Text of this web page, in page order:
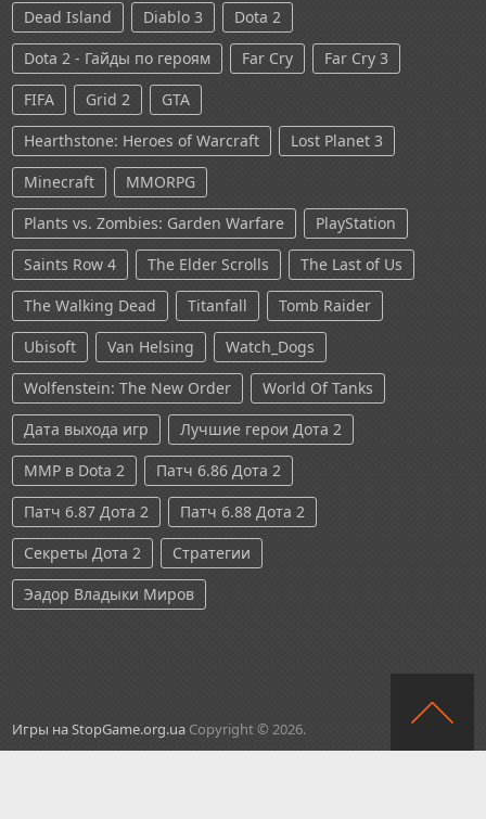
Dead Island
Diablo 3
Dota 2
Dota 2 - Гайды по героям
Far Cry
Far Cry 3
FIFA
Grid 2
GTA
Hearthstone: Heroes of Warcraft
Lost Planet 3
Minecraft
MMORPG
Plants vs. Zombies: Garden Warfare
PlayStation
Saints Row 4
The Elder Scrolls
The Last of Us
The Walking Dead
Titanfall
Tomb Raider
Ubisoft
Van Helsing
Watch_Dogs
Wolfenstein: The New Order
World Of Tanks
Дата выхода игр
Лучшие герои Дота 2
ММР в Dota 2
Патч 6.86 Дота 2
Патч 6.87 Дота 2
Патч 6.88 Дота 2
Секреты Дота 2
Стратегии
Эадор Владыки Миров
Игры на StopGame.org.ua Copyright © 2026.